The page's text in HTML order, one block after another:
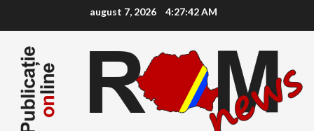
content
august 7, 2026 4:27:43 AM